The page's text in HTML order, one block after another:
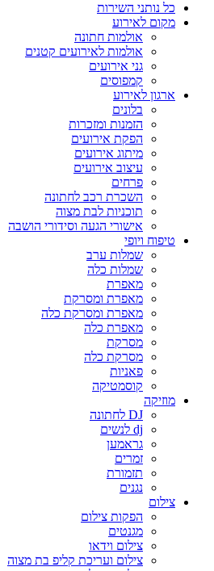
כל נותני השירות
מקום לאירוע
אולמות חתונה
אולמות לאירועים קטנים
גני אירועים
קמפוסים
ארגון לאירוע
בלונים
הזמנות ומזכרות
הפקת אירועים
מיתוג אירועים
עיצוב אירועים
פרחים
השכרת רכב לחתונה
תוכניות לבת מצוה
אישורי הגעה וסידורי הושבה
טיפוח ויופי
שמלות ערב
שמלות כלה
מאפרת
מאפרת ומסרקת
מאפרת ומסרקת כלה
מאפרת כלה
מסרקת
מסרקת כלה
פאניות
קוסמטיקה
מוזיקה
DJ לחתונה
dj לנשים
גראמען
זמרים
תזמורת
נגנים
צילום
הפקות צילום
מגנטים
צילום וידאו
צילום ועריכת קליפ בת מצוה